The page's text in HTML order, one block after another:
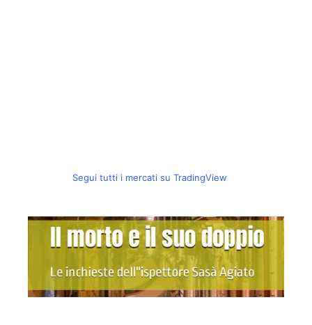
Segui tutti i mercati su TradingView